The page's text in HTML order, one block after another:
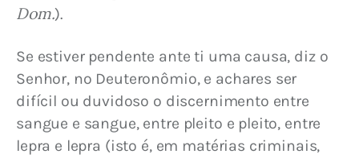
Dom.).
Se estiver pendente ante ti uma causa, diz o
Senhor, no Deuteronômio, e achares ser
difícil ou duvidoso o discernimento entre
sangue e sangue, entre pleito e pleito, entre
lepra e lepra (isto é, em matérias criminais,